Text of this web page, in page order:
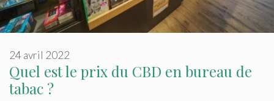
Quel est le prix du CBD en bureau de
tabac ?
24 avril 2022